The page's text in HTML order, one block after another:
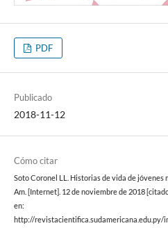
PDF
Publicado
2018-11-12
Cómo citar
Soto Coronel LL. Historias de vida de jóvenes
Am. [Internet]. 12 de noviembre de 2018
en:
http://